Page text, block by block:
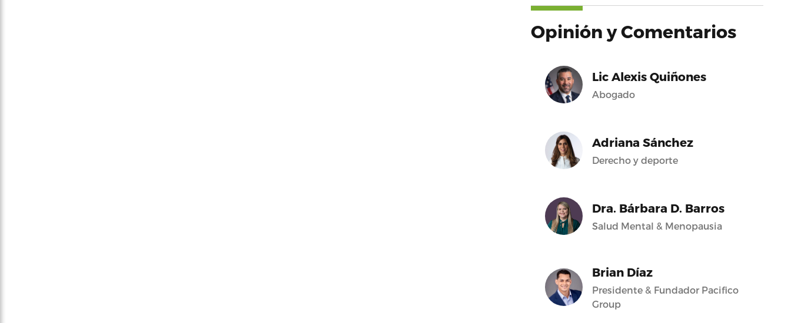
Opinión y Comentarios
Lic Alexis Quiñones
Abogado
Adriana Sánchez
Derecho y deporte
Dra. Bárbara D. Barros
Salud Mental & Menopausia
Brian Díaz
Presidente & Fundador Pacifico
Group